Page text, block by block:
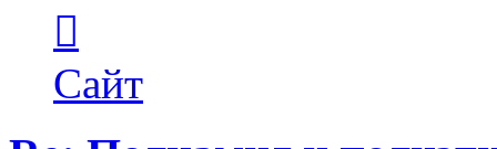
пользователя
Maks42
Сайт